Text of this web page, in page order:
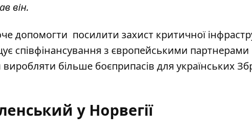
він.
допомогти посилити захист критичної
співфінансування з європейськими партнерами
більше боєприпасів для українських
у Норвегії